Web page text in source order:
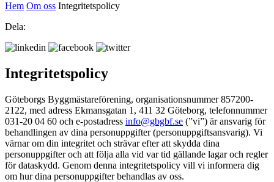
Hem Om oss Integritetspolicy
Dela:
Integritetspolicy
Göteborgs Byggmästareförening, organisationsnummer 857200-
2122, med adress Ekmansgatan 1, 411 32 Göteborg, telefonnummer
031-20 04 60 och e-postadress info@gbgbf.se (”vi”) är ansvarig för
behandlingen av dina personuppgifter (personuppgiftsansvarig). Vi
värnar om din integritet och strävar efter att skydda dina
personuppgifter och att följa alla vid var tid gällande lagar och regler
för data­skydd. Genom denna integritetspolicy vill vi informera dig
om hur dina personuppgifter behandlas av oss.